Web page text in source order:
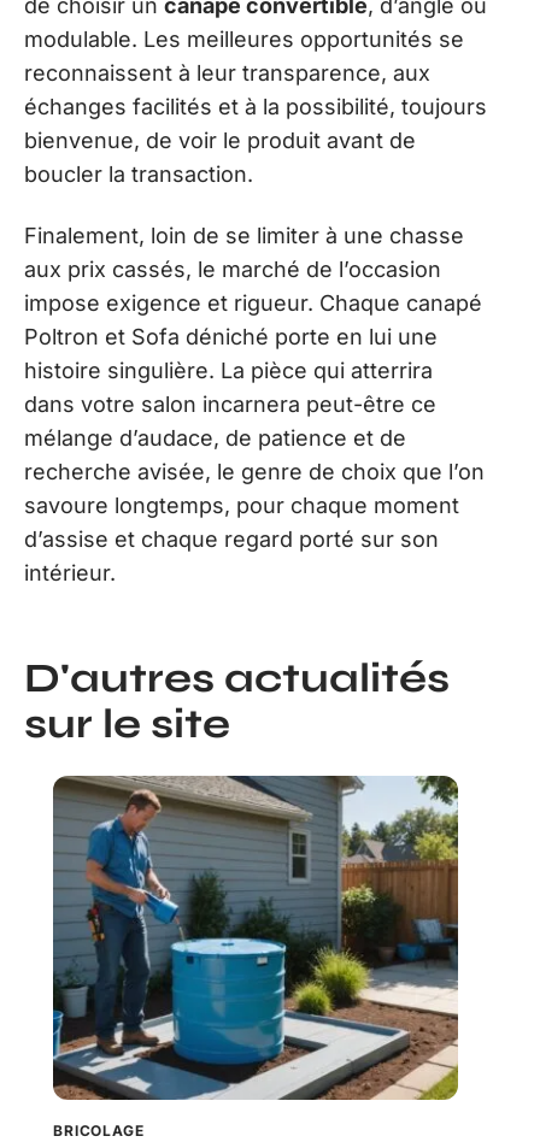
de choisir un canapé convertible, d’angle ou
modulable. Les meilleures opportunités se
reconnaissent à leur transparence, aux
échanges facilités et à la possibilité, toujours
bienvenue, de voir le produit avant de
boucler la transaction.
Finalement, loin de se limiter à une chasse
aux prix cassés, le marché de l’occasion
impose exigence et rigueur. Chaque canapé
Poltron et Sofa déniché porte en lui une
histoire singulière. La pièce qui atterrira
dans votre salon incarnera peut-être ce
mélange d’audace, de patience et de
recherche avisée, le genre de choix que l’on
savoure longtemps, pour chaque moment
d’assise et chaque regard porté sur son
intérieur.
D'autres actualités
sur le site
BRICOLAGE